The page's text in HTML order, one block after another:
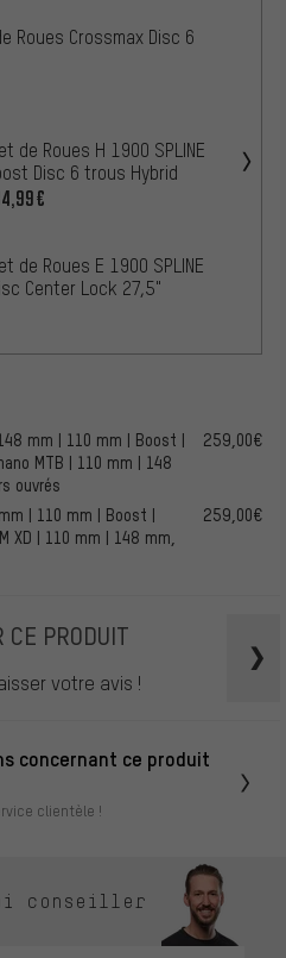
Roues Crossmax Disc 6
de Roues H 1900 SPLINE
Disc 6 trous Hybrid
de Roues E 1900 SPLINE
Center Lock 27,5"
mm | 110 mm | Boost |
MTB | 110 mm | 148
ouvrés
259,00€
| 110 mm | Boost |
XD | 110 mm | 148 mm,
259,00€
CE PRODUIT
votre avis !
concernant ce produit
clientèle !
conseiller